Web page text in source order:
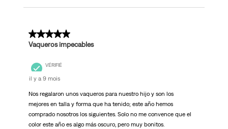
5 sur 5 étoiles.
Vaqueros impecables
VÉRIFIÉ
il y a 9 mois
Nos regalaron unos vaqueros para nuestro hijo y son los
mejores en talla y forma que ha tenido; este año hemos
comprado nosotros los siguientes. Solo no me convence que el
color este año es algo más oscuro, pero muy bonitos.